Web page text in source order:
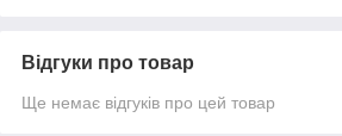
Відгуки про товар
Ще немає відгуків про цей товар